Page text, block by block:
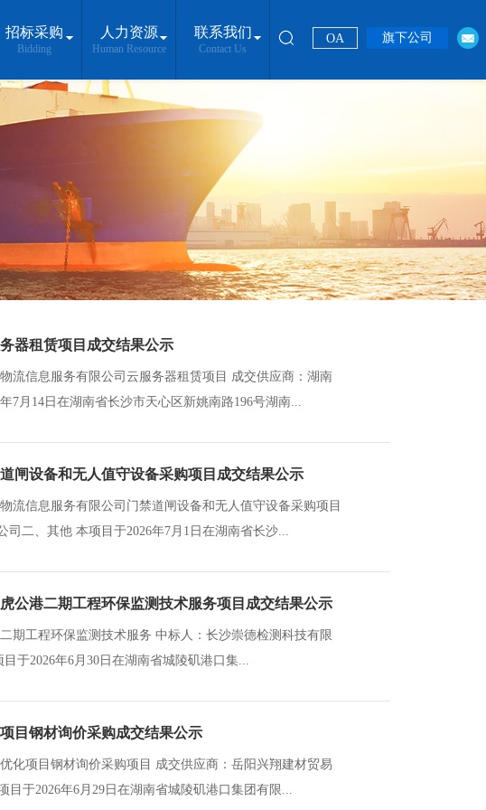
招标采购
Bidding
人力资源
Human Resource
联系我们
Contact Us
OA 旗下公司
器租赁项目成交结果公示
流信息服务有限公司云服务器租赁项目 成交供应商：湖南
7月14日在湖南省长沙市天心区新姚南路196号湖南...
闸设备和无人值守设备采购项目成交结果公示
流信息服务有限公司门禁道闸设备和无人值守设备采购项目
二、其他 本项目于2026年7月1日在湖南省长沙...
公港二期工程环保监测技术服务项目成交结果公示
价格：19 3 万元二、其他： 本项目于2026年6月30日在湖南省城陵矶港口集...
目钢材询价采购成交结果公示
化项目钢材询价采购项目 成交供应商：岳阳兴翔建材贸易
于2026年6月29日在湖南省城陵矶港口集团有限...